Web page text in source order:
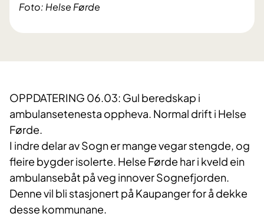
Foto: Helse Førde
OPPDATERING 06.03: Gul beredskap i
ambulansetenesta oppheva. Normal drift i Helse
Førde.
I indre delar av Sogn er mange vegar stengde, og
fleire bygder isolerte. Helse Førde har i kveld ein
ambulansebåt på veg innover Sognefjorden.
Denne vil bli stasjonert på Kaupanger for å dekke
desse kommunane.